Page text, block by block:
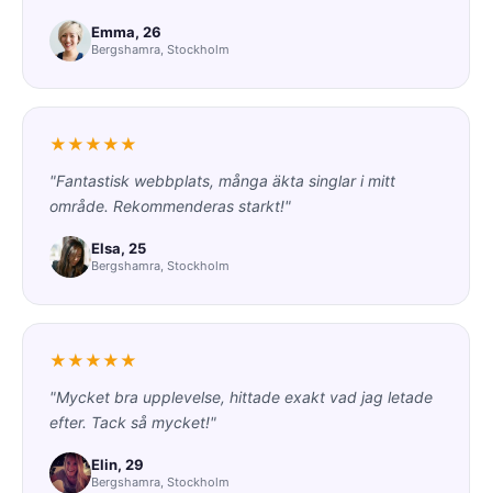
Emma, 26
Bergshamra, Stockholm
★★★★★
"Fantastisk webbplats, många äkta singlar i mitt
område. Rekommenderas starkt!"
Elsa, 25
Bergshamra, Stockholm
★★★★★
"Mycket bra upplevelse, hittade exakt vad jag letade
efter. Tack så mycket!"
Elin, 29
Bergshamra, Stockholm